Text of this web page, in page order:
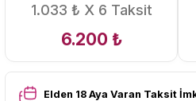
1.033 ₺ X 6 Taksit
6.200 ₺
Elden 18 Aya Varan Taksit